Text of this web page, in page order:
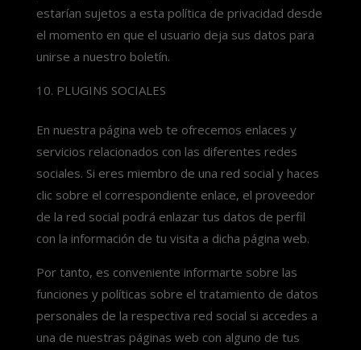
estarían sujetos a esta política de privacidad desde
el momento en que el usuario deja sus datos para
unirse a nuestro boletín.
PLUGINS SOCIALES
En nuestra página web te ofrecemos enlaces y
servicios relacionados con las diferentes redes
sociales. Si eres miembro de una red social y haces
clic sobre el correspondiente enlace, el proveedor
de la red social podrá enlazar tus datos de perfil
con la información de tu visita a dicha página web.
Por tanto, es conveniente informarte sobre las
funciones y políticas sobre el tratamiento de datos
personales de la respectiva red social si accedes a
una de nuestras páginas web con alguno de tus